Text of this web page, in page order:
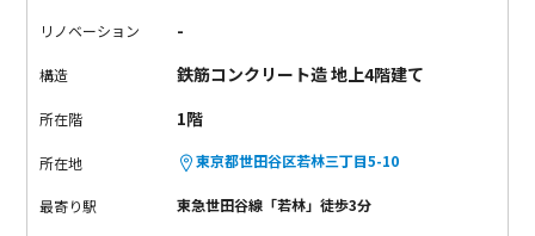
リノベーション -
構造 鉄筋コンクリート造 地上4階建て
所在階 1階
所在地 東京都世田谷区若林三丁目5-10
最寄り駅 東急世田谷線「若林」徒歩3分